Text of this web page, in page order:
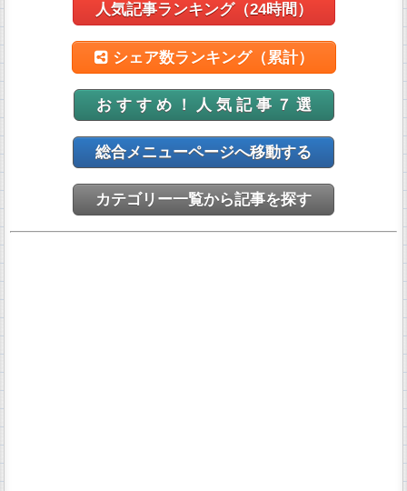
人気記事ランキング（24時間）
シェア数ランキング（累計）
お す す め ！ 人 気 記 事 ７ 選
総合メニューページへ移動する
カテゴリー一覧から記事を探す